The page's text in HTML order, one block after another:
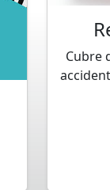
Cubre